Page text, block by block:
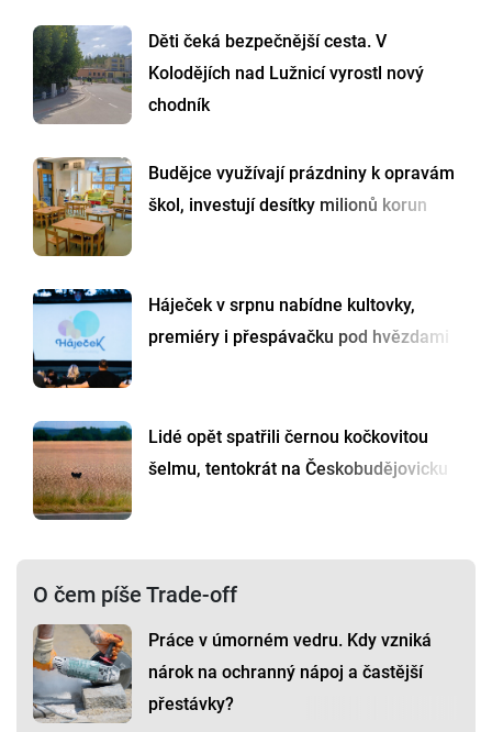
Děti čeká bezpečnější cesta. V
Kolodějích nad Lužnicí vyrostl nový
chodník
Budějce využívají prázdniny k opravám
škol, investují desítky milionů korun
Háječek v srpnu nabídne kultovky,
premiéry i přespávačku pod hvězdami
Lidé opět spatřili černou kočkovitou
šelmu, tentokrát na Českobudějovicku
O čem píše Trade-off
Práce v úmorném vedru. Kdy vzniká
nárok na ochranný nápoj a častější
přestávky?